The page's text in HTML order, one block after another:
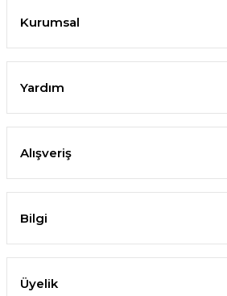
Kurumsal
Yardım
Alışveriş
Bilgi
Üyelik